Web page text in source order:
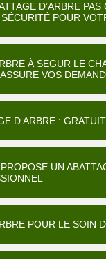
D’ARBRE
POUR
À SEGUR LE
VOS
D ARBRE : GRATUIT
UN
POUR LE SOIN